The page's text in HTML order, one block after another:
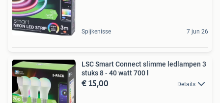
Spijkenisse 7 jun 26
LSC Smart Connect slimme ledlampen 3
stuks 8 - 40 watt 700 l
€ 15,00 Details